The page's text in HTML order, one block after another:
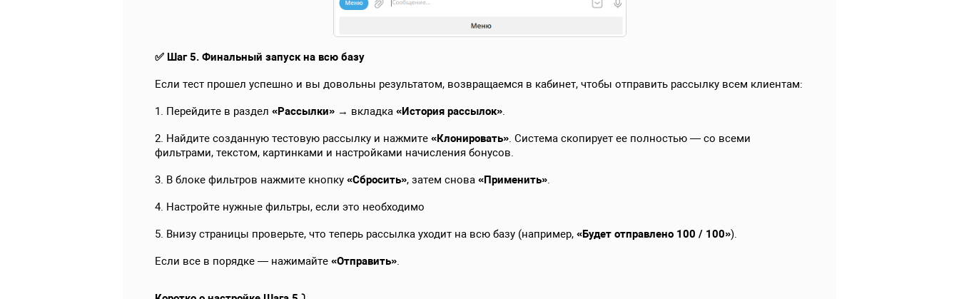
✅ Шаг 5. Финальный запуск на всю базу
Если тест прошел успешно и вы довольны результатом, возвращаемся в кабинет, чтобы отправить рассылку всем клиентам:
1. Перейдите в раздел «Рассылки» → вкладка «История рассылок».
2. Найдите созданную тестовую рассылку и нажмите «Клонировать». Система скопирует ее полностью — со всеми
фильтрами, текстом, картинками и настройками начисления бонусов.
3. В блоке фильтров нажмите кнопку «Сбросить», затем снова «Применить».
4. Настройте нужные фильтры, если это необходимо
5. Внизу страницы проверьте, что теперь рассылка уходит на всю базу (например, «Будет отправлено 100 / 100»).
Если все в порядке — нажимайте «Отправить».